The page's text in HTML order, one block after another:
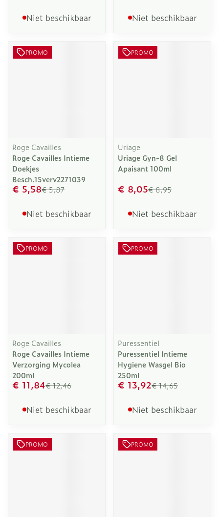
Niet beschikbaar Niet beschikbaar
PROMO
Roge Cavailles
Roge Cavailles Intieme
Doekjes
Besch.15verv2271039
€ 5,87
€ 5,58
Niet beschikbaar
PROMO
Uriage
Uriage Gyn-8 Gel
Apaisant 100ml
€ 8,95
€ 8,05
Niet beschikbaar
PROMO
Roge Cavailles
Roge Cavailles Intieme
Verzorging Mycolea
200ml
€ 12,46
€ 11,84
Niet beschikbaar
PROMO
Puressentiel
Puressentiel Intieme
Hygiene Wasgel Bio
250ml
€ 14,65
€ 13,92
Niet beschikbaar
PROMO PROMO